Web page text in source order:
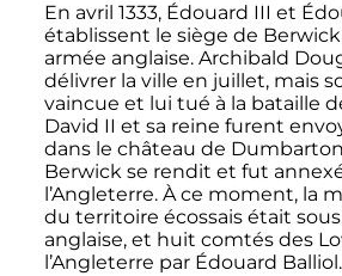
En avril 1333, Édouard III et
établissent le siège de
armée anglaise. Archibald
délivrer la ville en juillet, mais
vaincue et lui tué à la bataille
David II et sa reine furent
dans le château de
Berwick se rendit et fut
l’Angleterre. À ce moment, la
du territoire écossais était
anglaise, et huit comtés des
l’Angleterre par Édouard Balliol.